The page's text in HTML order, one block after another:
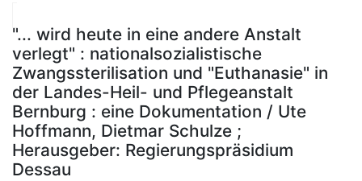
Statistiken
"... wird heute in eine andere Anstalt
verlegt" : nationalsozialistische
Zwangssterilisation und "Euthanasie" in
der Landes-Heil- und Pflegeanstalt
Bernburg : eine Dokumentation / Ute
Hoffmann, Dietmar Schulze ;
Herausgeber: Regierungspräsidium
Dessau